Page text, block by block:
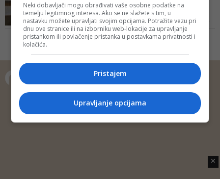
bolnice:...
U ponedjeljak je Upravno vijeće
većinom glasova razriješilo
ravnateljicu zadarskoga Centra
zbog propusta u radu toga Centra
uočenih u upravnom nadzoru
nakon obiteljskog zločina na
Copyright © 2014 Depo Portal
Kontakt Marketing
Privatnost korisnika
O nama
✕
Neki dobavljači mogu obrađivati vaše osobne podatke na
temelju legitimnog interesa. Ako se ne slažete s tim, u
nastavku možete upravljati svojim opcijama. Potražite vezu pri
dnu ove stranice ili na izborniku web-lokacije za upravljanje
pristankom ili povlačenje pristanka u postavkama privatnosti i
kolačića.
Pristajem
Upravljanje opcijama